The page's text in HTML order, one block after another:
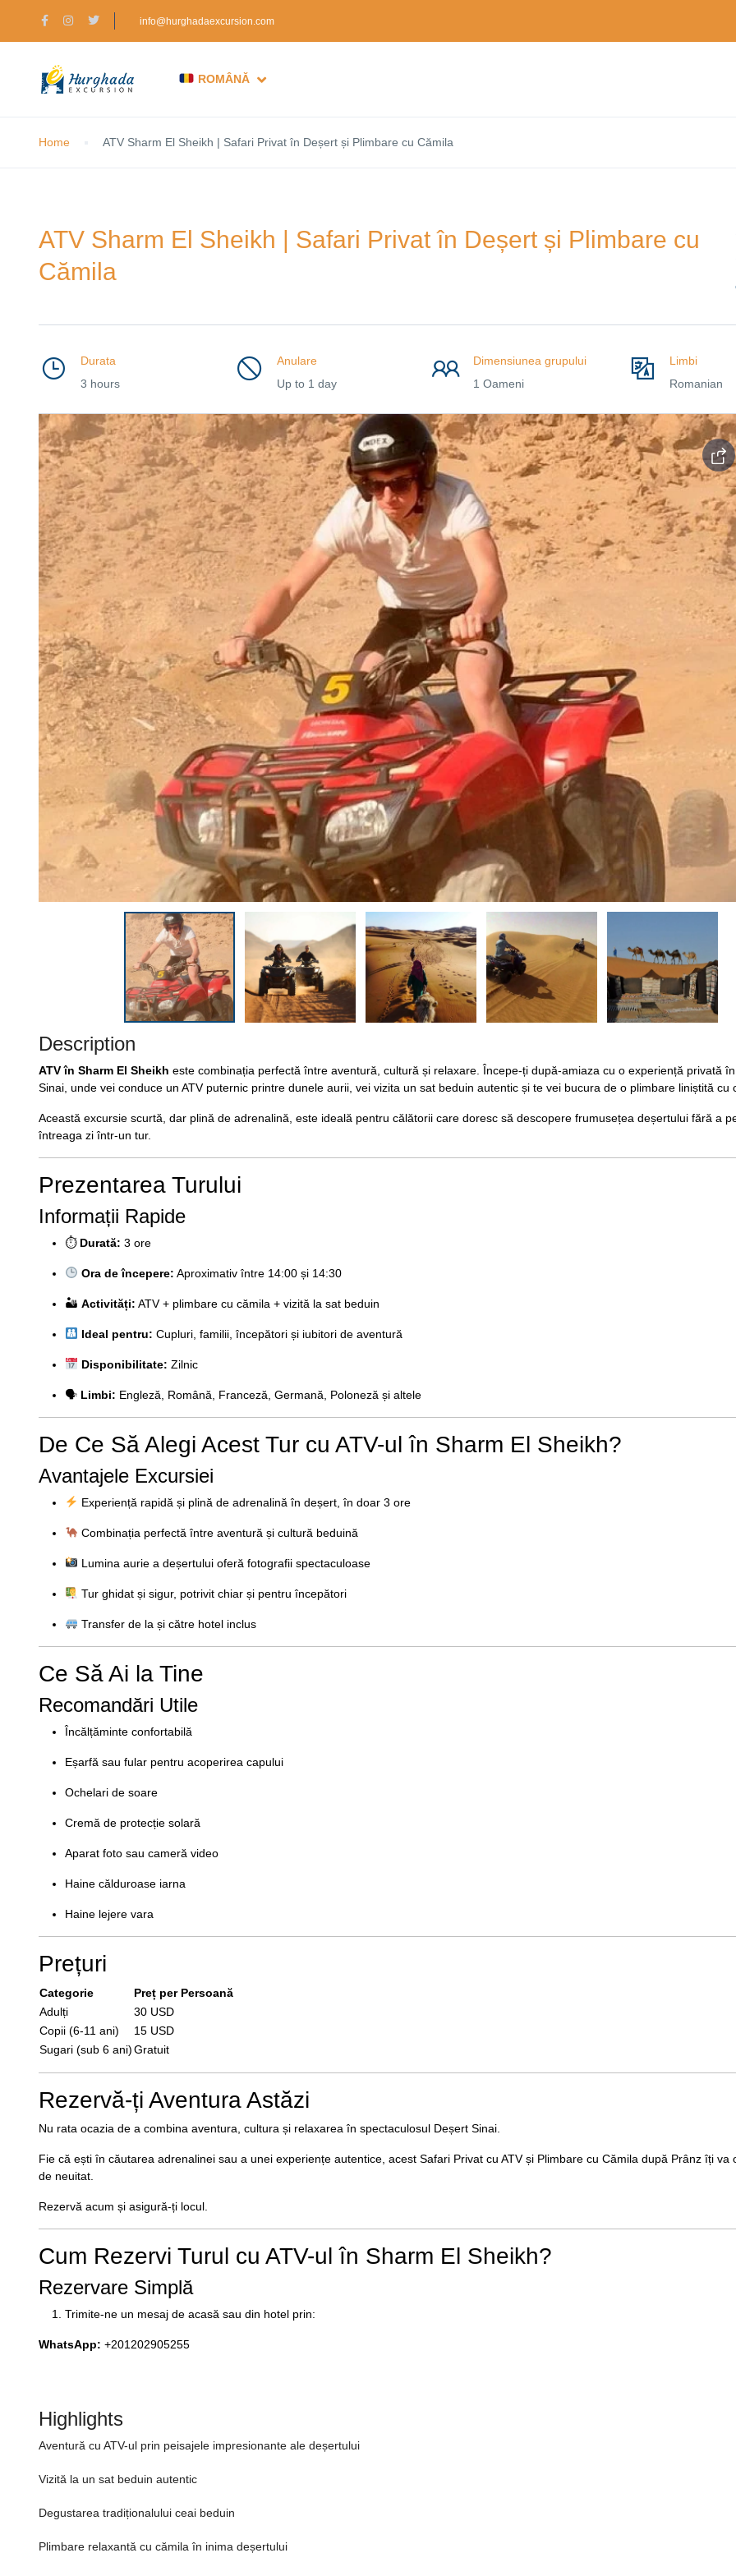
info@hurghadaexcursion.com
ROMÂNĂ
Home ATV Sharm El Sheikh | Safari Privat în Deșert și Plimbare cu Cămila
ATV Sharm El Sheikh | Safari Privat în Deșert și Plimbare cu
Cămila
Durata
3 hours
Anulare
Up to 1 day
Dimensiunea grupului
1 Oameni
Limbi
Romanian
Description
ATV în Sharm El Sheikh este combinația perfectă între aventură, cultură și relaxare. Începe-ți după-amiaza cu o experiență privată
Sinai, unde vei conduce un ATV puternic printre dunele aurii, vei vizita un sat beduin autentic și te vei bucura de o plimbare liniștită cu
Această excursie scurtă, dar plină de adrenalină, este ideală pentru călătorii care doresc să descopere frumusețea deșertului fără a
întreaga zi într-un tur.
Prezentarea Turului
Informații Rapide
⏱ Durată: 3 ore
Ora de începere: Aproximativ între 14:00 și 14:30
🏜 Activități: ATV + plimbare cu cămila + vizită la sat beduin
Ideal pentru: Cupluri, familii, începători și iubitori de aventură
Disponibilitate: Zilnic
🗣 Limbi: Engleză, Română, Franceză, Germană, Poloneză și altele
De Ce Să Alegi Acest Tur cu ATV-ul în Sharm El Sheikh?
Avantajele Excursiei
Experiență rapidă și plină de adrenalină în deșert, în doar 3 ore
Combinația perfectă între aventură și cultură beduină
Lumina aurie a deșertului oferă fotografii spectaculoase
Tur ghidat și sigur, potrivit chiar și pentru începători
Transfer de la și către hotel inclus
Ce Să Ai la Tine
Recomandări Utile
Încălțăminte confortabilă
Eșarfă sau fular pentru acoperirea capului
Ochelari de soare
Cremă de protecție solară
Aparat foto sau cameră video
Haine călduroase iarna
Haine lejere vara
Prețuri
Categorie
Preț per Persoană
Adulți
30 USD
Copii (6-11 ani)
15 USD
Sugari (sub 6 ani)Gratuit
Rezervă-ți Aventura Astăzi
Nu rata ocazia de a combina aventura, cultura și relaxarea în spectaculosul Deșert Sinai.
Fie că ești în căutarea adrenalinei sau a unei experiențe autentice, acest Safari Privat cu ATV și Plimbare cu Cămila după Prânz îți va
de neuitat.
Rezervă acum și asigură-ți locul.
Cum Rezervi Turul cu ATV-ul în Sharm El Sheikh?
Rezervare Simplă
Trimite-ne un mesaj de acasă sau din hotel prin:
WhatsApp: +201202905255
Highlights
Aventură cu ATV-ul prin peisajele impresionante ale deșertului
Vizită la un sat beduin autentic
Degustarea tradiționalului ceai beduin
Plimbare relaxantă cu cămila în inima deșertului